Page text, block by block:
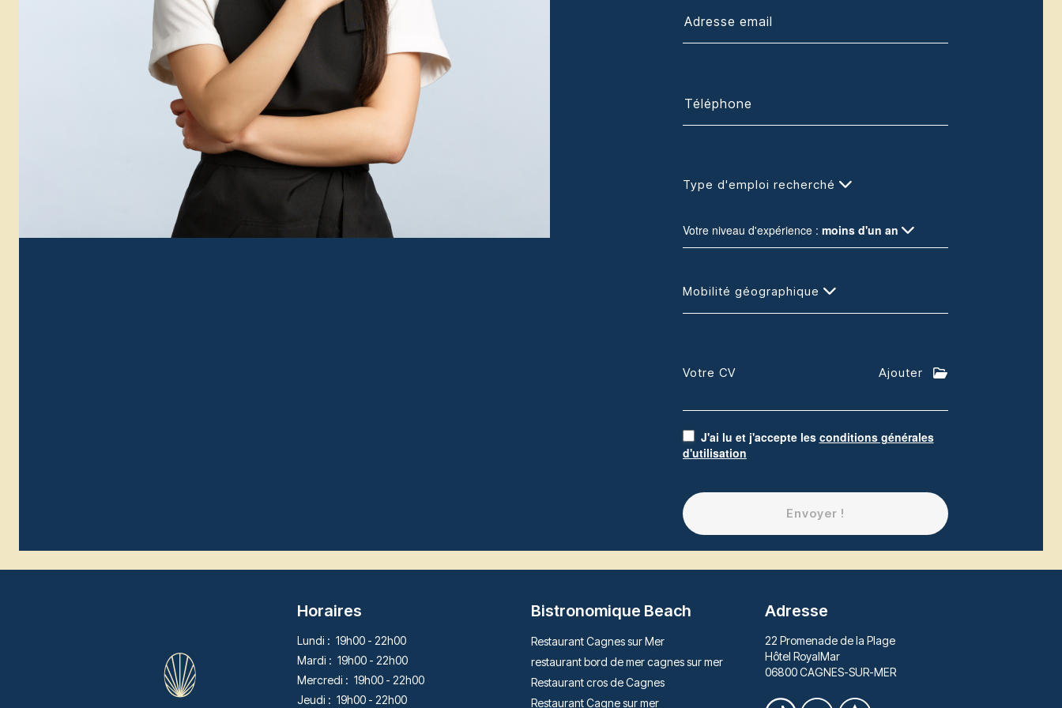
Type d'emploi recherché
Votre niveau d'expérience : moins d'un an
Mobilité géographique
Votre CV Ajouter
J'ai lu et j'accepte les conditions générales
d'utilisation
Envoyer !
Horaires
Lundi : 19h00 - 22h00
Mardi : 19h00 - 22h00
Mercredi : 19h00 - 22h00
Jeudi : 19h00 - 22h00
Bistronomique Beach
Restaurant Cagnes sur Mer
restaurant bord de mer cagnes sur mer
Restaurant cros de Cagnes
Restaurant Cagne sur mer
Adresse
22 Promenade de la Plage
Hôtel RoyalMar
06800 CAGNES-SUR-MER